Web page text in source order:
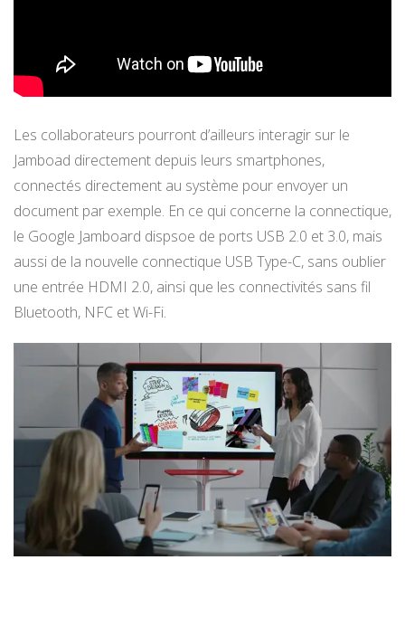
Les collaborateurs pourront d’ailleurs interagir sur le
Jamboad directement depuis leurs smartphones,
connectés directement au système pour envoyer un
document par exemple. En ce qui concerne la connectique,
le Google Jamboard dispsoe de ports USB 2.0 et 3.0, mais
aussi de la nouvelle connectique USB Type-C, sans oublier
une entrée HDMI 2.0, ainsi que les connectivités sans fil
Bluetooth, NFC et Wi-Fi.